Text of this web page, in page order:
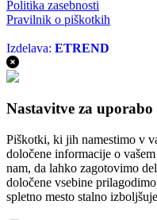
Politika zasebnosti
Pravilnik o piškotkih
Izdelava: ETREND
Nastavitve za
Piškotki, ki jih namestimo v
določene informacije o
nam, da lahko zagotovimo
določene vsebine
spletno mesto stalno